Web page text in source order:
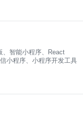
、智能小程序、React
小程序、小程序开发工具